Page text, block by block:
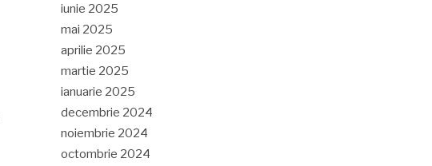
iunie 2025
mai 2025
aprilie 2025
martie 2025
ianuarie 2025
decembrie 2024
noiembrie 2024
octombrie 2024